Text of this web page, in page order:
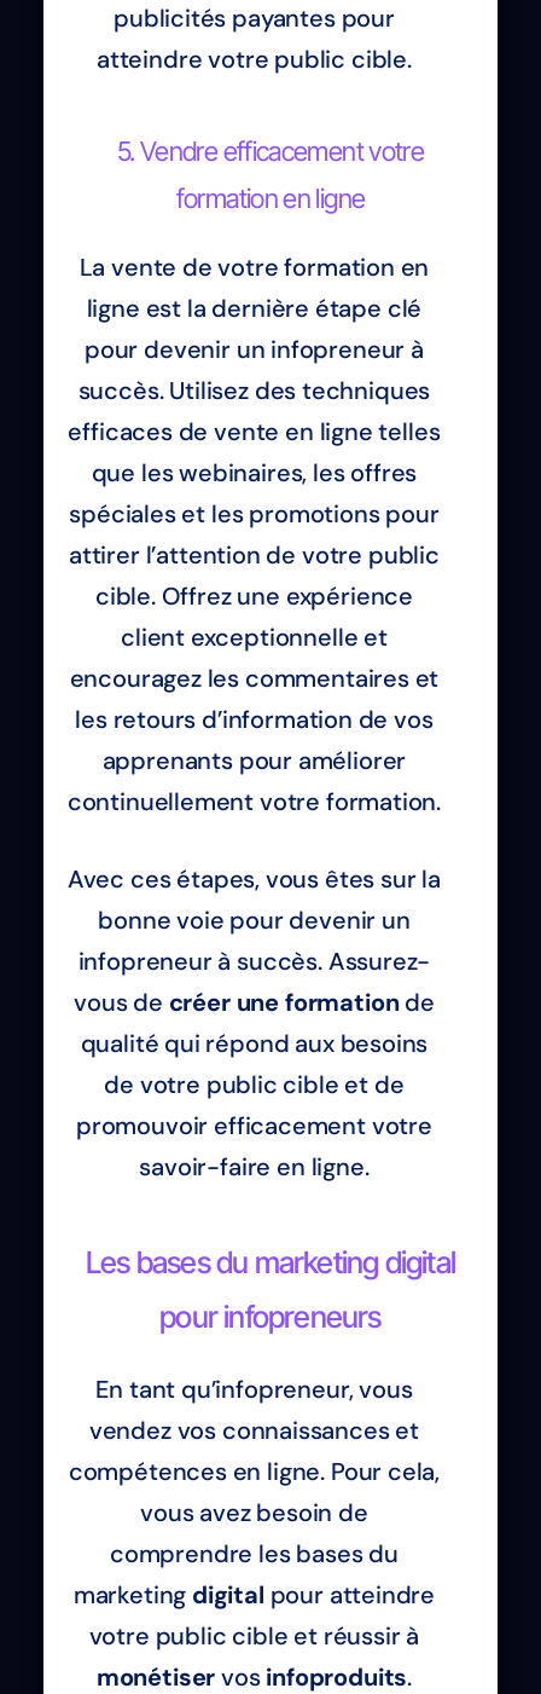
publicités payantes pour
atteindre votre public cible.
5. Vendre efficacement votre
formation en ligne
La vente de votre formation en
ligne est la dernière étape clé
pour devenir un infopreneur à
succès. Utilisez des techniques
efficaces de vente en ligne telles
que les webinaires, les offres
spéciales et les promotions pour
attirer l’attention de votre public
cible. Offrez une expérience
client exceptionnelle et
encouragez les commentaires et
les retours d’information de vos
apprenants pour améliorer
continuellement votre formation.
Avec ces étapes, vous êtes sur la
bonne voie pour devenir un
infopreneur à succès. Assurez-
vous de créer une formationde
qualité qui répond aux besoins
de votre public cible et de
promouvoir efficacement votre
savoir-faire en ligne.
Les bases du marketing digital
pour infopreneurs
En tant qu’infopreneur, vous
vendez vos connaissances et
compétences en ligne. Pour cela,
vous avez besoin de
comprendre les bases du
marketing digital pour atteindre
votre public cible et réussir à
monétiservosinfoproduits.